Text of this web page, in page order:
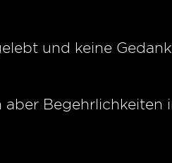
und keine
Begehrlichkeiten